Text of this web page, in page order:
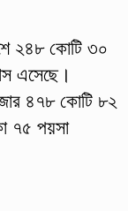
২৪৮ কোটি ৩০
এসেছে।
৪৭৮ কোটি ৮২
৭৫ পয়সা